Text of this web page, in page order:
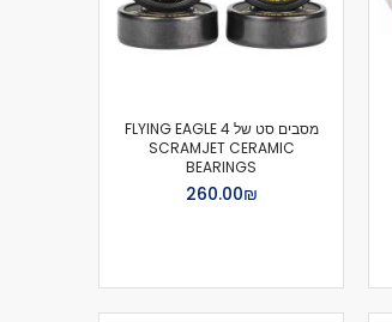
מסבים סט של 4 FLYING EAGLE
SCRAMJET CERAMIC
BEARINGS
₪‏260.00